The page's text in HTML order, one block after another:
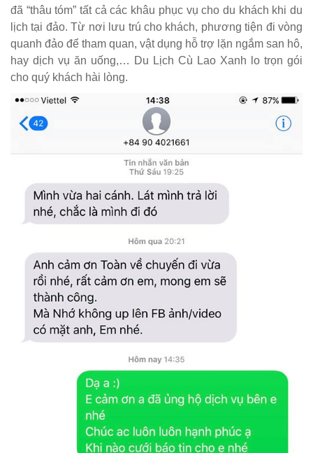
đã “thâu tóm” tất cả các khâu phục vụ cho du khách khi du
lịch tại đảo. Từ nơi lưu trú cho khách, phương tiện đi vòng
quanh đảo để tham quan, vật dụng hỗ trợ lặn ngắm san hô,
hay dịch vụ ăn uống,… Du Lịch Cù Lao Xanh lo trọn gói
cho quý khách hài lòng.